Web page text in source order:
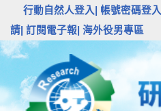
行動自然人登入| 帳號密碼登入|
請| 訂閱電子報| 海外役男專區